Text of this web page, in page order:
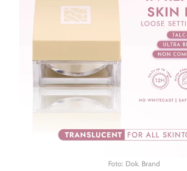
Foto: Dok. Brand